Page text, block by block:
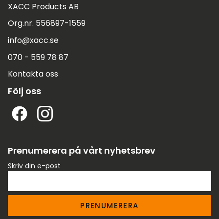
XACC Products AB
Org.nr. 556897-1559
info@xacc.se
070 - 559 78 87
Kontakta oss
Följ oss
Prenumerera på vårt nyhetsbrev
Skriv din e-post
PRENUMERERA